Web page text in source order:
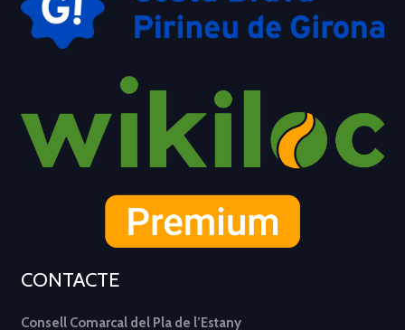
CONTACTE
Consell Comarcal del Pla de l’Estany